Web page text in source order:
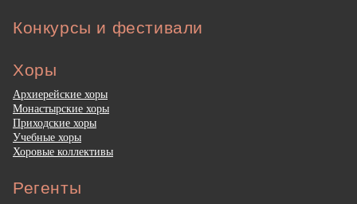
Конкурсы и фестивали
Хоры
Архиерейские хоры
Монастырские хоры
Приходские хоры
Учебные хоры
Хоровые коллективы
Регенты